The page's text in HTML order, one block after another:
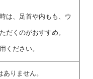
は、足首や内もも、ウ
だくのがおすすめ。
ください。
りません。